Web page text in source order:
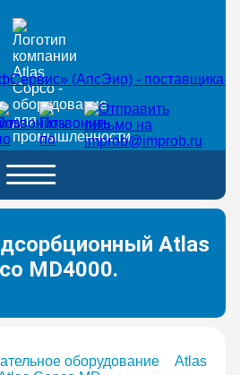
Atlas
MD4000.
оборудование> Atlas